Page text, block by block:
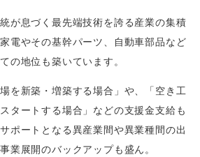
が息づく最先端技術を誇る産業の集積
電やその基幹パーツ、自動車部品など
の地位も築いています。
を新築・増築する場合」や、「空き工
タートする場合」などの支援金支給も
ポートとなる異産業間や異業種間の出
業展開のバックアップも盛ん。